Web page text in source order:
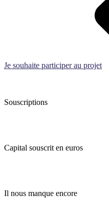
Je souhaite participer au projet
Souscriptions
Capital souscrit en euros
Il nous manque encore